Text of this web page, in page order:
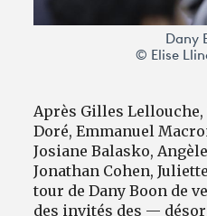
Dany
© Elise
Après Gilles
Doré, Emmanuel
Josiane Balasko,
Jonathan Cohen,
tour de Dany Boon de
des invités des —